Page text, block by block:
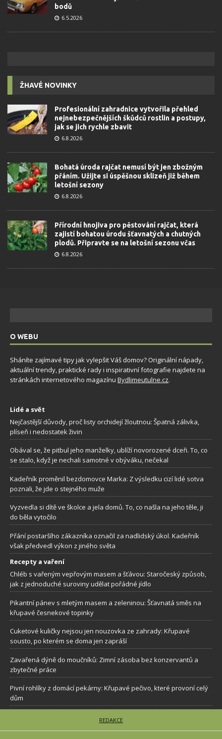
bodů
6.5.2026
ŽHAVÉ NOVINKY
Profesionální zahradnice vytvořila přehled
nejnebezpečnějších škůdců rostlin a postupy,
jak se jich rychle zbavit
6.8.2026
Bohatá úroda rajčat nemusí být jen zbožným
přáním. Užijte si úspěšnou sklizeň již během
letošní sezony
6.8.2026
Přírodní hnojiva pro pěstování rajčat, která
zajistí bohatou úrodu šťavnatých a chutných
plodů. Připravte se na letošní sezonu včas
6.8.2026
O WEBU
Sháníte zajímavé tipy jak vylepšit Váš domov? Originální nápady,
aktuální trendy, praktické rady i inspirativní fotografie najdete na
stránkách internetového magazínu Bydlimeutulne.cz.
Lidé a svět
Nejčastější důvody, proč listy orchidejí žloutnou: Špatná zálivka,
plíseň i nedostatek živin
Obával se, že pitbul jeho manželky, ublíží novorozené dceři. To, co
se stalo, když je nechali samotné v obýváku, nečekal
Kadeřník proměnil bezdomovce Marka: Z výsledku cizí lidé sotva
poznali, že jde o stejného muže
Vyzvedla si dítě ve školce a jela domů. To, co našla na jeho těle, ji
do běla vytočilo
Přání postaršího zákazníka označil za nadlidský úkol. Kadeřník
však předvedl výkon z jiného světa
Recepty a vaření
Chléb s vařeným vepřovým masem a šťávou: Staročeský způsob,
jak z jednoduché suroviny udělat pořádné jídlo
Pikantní pánev s mletým masem a zeleninou: Šťavnatá směs na
křupavé česnekové topinky
Cuketové kuličky nejsou jen nouzovka ze zahrady: Křupavé
sousto, po kterém se doma jen zapráší
Zavařená dýně do moučníků: Zimní zásoba bez konzervantů a
zbytečné práce
Pivní rohlíky z domácí pekárny: Křupavé pečivo, které provoní celý
dům
REDAKCE